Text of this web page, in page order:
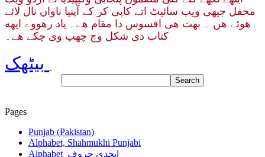
محفل جیهی ویب سائیٹ اتے کاپی کر کے آپنیا ناواں نال لائے
هوئے هن ۔ بهت هی افسوس دا مقام هے۔ یاد رهووے ایهه
کتاب دی شکل وچ چھپ وی چکے هے۔
Pages
Punjab (Pakistan)
Alphabet, Shahmukhi Punjabi
Alphabet ابجدی حروف